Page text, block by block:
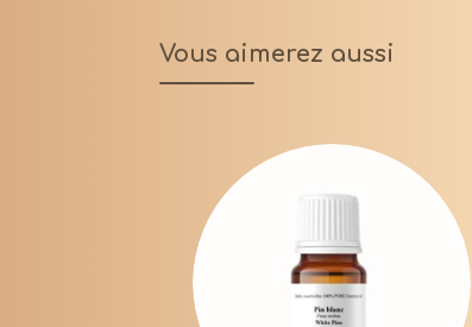
Vous aimerez aussi